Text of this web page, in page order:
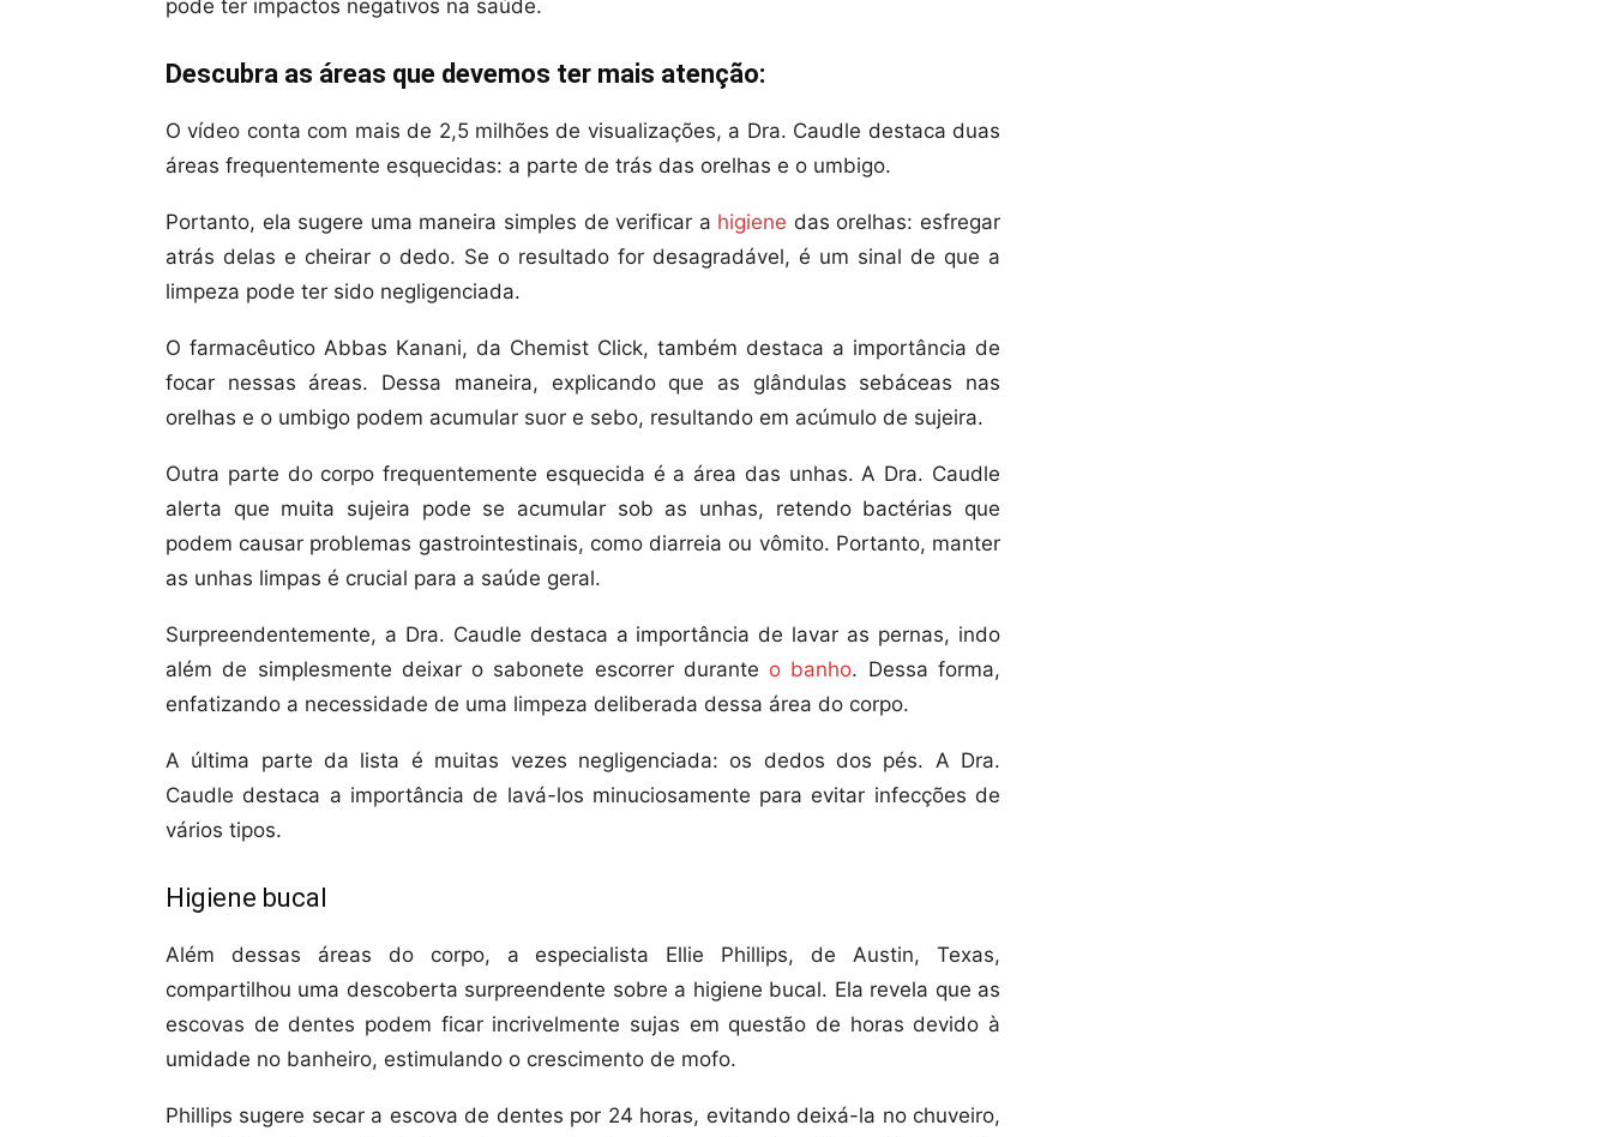
pode ter impactos negativos na saúde.
Descubra as áreas que devemos ter mais atenção:
O vídeo conta com mais de 2,5 milhões de visualizações, a Dra. Caudle destaca duas
áreas frequentemente esquecidas: a parte de trás das orelhas e o umbigo.
Portanto, ela sugere uma maneira simples de verificar a higiene das orelhas: esfregar
atrás delas e cheirar o dedo. Se o resultado for desagradável, é um sinal de que a
limpeza pode ter sido negligenciada.
O farmacêutico Abbas Kanani, da Chemist Click, também destaca a importância de
focar nessas áreas. Dessa maneira, explicando que as glândulas sebáceas nas
orelhas e o umbigo podem acumular suor e sebo, resultando em acúmulo de sujeira.
Outra parte do corpo frequentemente esquecida é a área das unhas. A Dra. Caudle
alerta que muita sujeira pode se acumular sob as unhas, retendo bactérias que
podem causar problemas gastrointestinais, como diarreia ou vômito. Portanto, manter
as unhas limpas é crucial para a saúde geral.
Surpreendentemente, a Dra. Caudle destaca a importância de lavar as pernas, indo
além de simplesmente deixar o sabonete escorrer durante o banho. Dessa forma,
enfatizando a necessidade de uma limpeza deliberada dessa área do corpo.
A última parte da lista é muitas vezes negligenciada: os dedos dos pés. A Dra.
Caudle destaca a importância de lavá-los minuciosamente para evitar infecções de
vários tipos.
Higiene bucal
Além dessas áreas do corpo, a especialista Ellie Phillips, de Austin, Texas,
compartilhou uma descoberta surpreendente sobre a higiene bucal. Ela revela que as
escovas de dentes podem ficar incrivelmente sujas em questão de horas devido à
umidade no banheiro, estimulando o crescimento de mofo.
Phillips sugere secar a escova de dentes por 24 horas, evitando deixá-la no chuveiro,